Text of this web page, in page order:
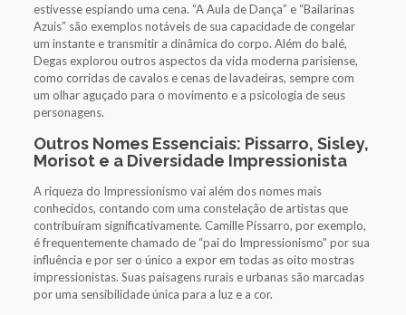
estivesse espiando uma cena. “A Aula de Dança” e “Bailarinas
Azuis” são exemplos notáveis de sua capacidade de congelar
um instante e transmitir a dinâmica do corpo. Além do balé,
Degas explorou outros aspectos da vida moderna parisiense,
como corridas de cavalos e cenas de lavadeiras, sempre com
um olhar aguçado para o movimento e a psicologia de seus
personagens.
Outros Nomes Essenciais: Pissarro, Sisley,
Morisot e a Diversidade Impressionista
A riqueza do Impressionismo vai além dos nomes mais
conhecidos, contando com uma constelação de artistas que
contribuíram significativamente. Camille Pissarro, por exemplo,
é frequentemente chamado de “pai do Impressionismo” por sua
influência e por ser o único a expor em todas as oito mostras
impressionistas. Suas paisagens rurais e urbanas são marcadas
por uma sensibilidade única para a luz e a cor.